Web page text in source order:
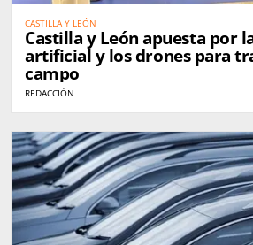
CASTILLA Y LEÓN
Castilla y León apuesta por
artificial y los drones para
campo
REDACCIÓN